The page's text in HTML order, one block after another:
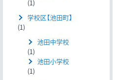
(1)
学校区【池田町】
(1)
池田中学校
(1)
池田小学校
(1)